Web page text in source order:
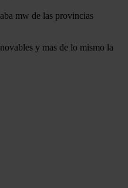
mw de las provincias
y mas de lo mismo la